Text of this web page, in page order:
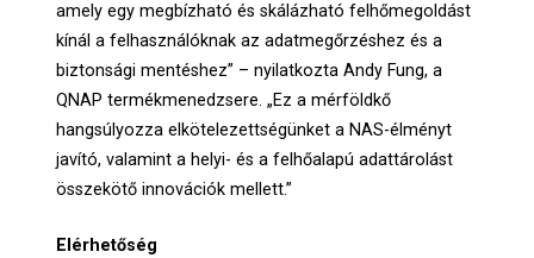
amely egy megbízható és skálázható felhőmegoldást
kínál a felhasználóknak az adatmegőrzéshez és a
biztonsági mentéshez” – nyilatkozta Andy Fung, a
QNAP termékmenedzsere. „Ez a mérföldkő
hangsúlyozza elkötelezettségünket a NAS-élményt
javító, valamint a helyi- és a felhőalapú adattárolást
összekötő innovációk mellett.”
Elérhetőség